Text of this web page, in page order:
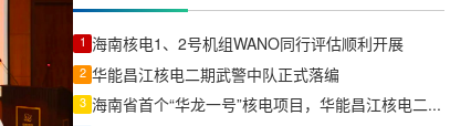
1 海南核电1、2号机组WANO同行评估顺利开展
2 华能昌江核电二期武警中队正式落编
3 海南省首个“华龙一号”核电项目，华能昌江核电二期项目3号机组并网发电